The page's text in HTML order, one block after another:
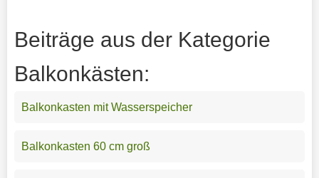
Beiträge aus der Kategorie
Balkonkästen:
Balkonkasten mit Wasserspeicher
Balkonkasten 60 cm groß